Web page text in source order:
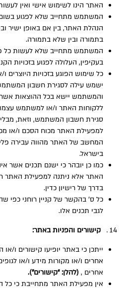
האתר הינו לשימוש אישי ואין
המשתמש מתחייב שלא לפגוע בשום
הנהלת האתר, בין אם באופן ישיר
בתמורה ובין שלא בתמורה.
המשתמש מתחייב שלא לעשות כל
בעקיפין, העלולה לפגוע בזכויות
כל שימוש הפוגע בזכויות היוצרים ו/
ישמש עילה לסגירת חשבון
והמשתמש יישא בכל ההוצאות אשר
ללקוחות האתר ו/או למשתמש עצמו
סגירת חשבון המשתמש, וזאת,
למפעילת האתר מכוח הסכם ו/או
המחשב של האתר מהווה עבירה
בישראל.
כמו כן יובהר כי ישנם תכנים אשר
האתר אלא ניתנה למפעילת האתר
בדרך של רישיון כדין.
כל ס’ בהקשר של קניין רוחני כפי
לגבי תכנים אלו.
קישורים והפניות באתר:
ייתכן כי באתר יופיעו קישורים ו/
אחרים ו/או מקורות מידע ו/או
אחרים , (להלן: “קישורים”).
אין מפעילת האתר מתחייבת כי כל